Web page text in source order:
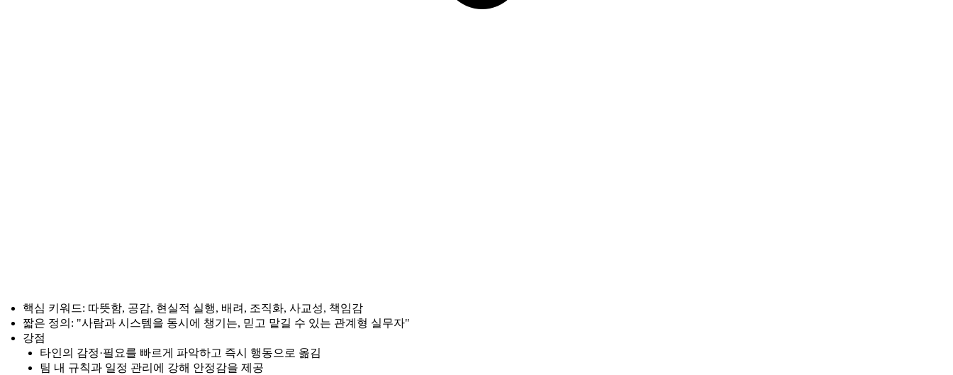
핵심 키워드: 따뜻함, 공감, 현실적 실행, 배려, 조직화, 사교성, 책임감
짧은 정의: "사람과 시스템을 동시에 챙기는, 믿고 맡길 수 있는 관계형 실무자"
강점
타인의 감정·필요를 빠르게 파악하고 즉시 행동으로 옮김
팀 내 규칙과 일정 관리에 강해 안정감을 제공